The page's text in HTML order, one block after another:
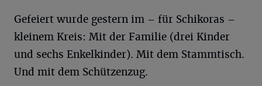
Gefeiert wurde gestern im – für Schikoras –
kleinem Kreis: Mit der Familie (drei Kinder
und sechs Enkelkinder). Mit dem Stammtisch.
Und mit dem Schützenzug.